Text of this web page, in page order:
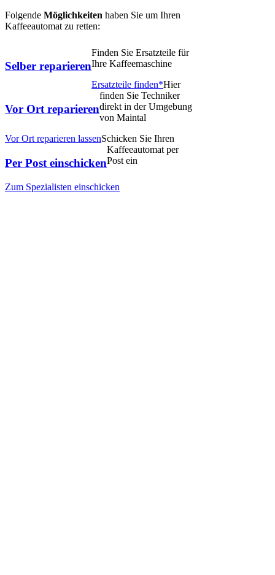
Folgende Möglichkeiten haben Sie um Ihren
Kaffeeautomat zu retten:
Selber reparieren
Finden Sie Ersatzteile für
Ihre Kaffeemaschine
Ersatzteile finden*
Vor Ort reparieren
Hier
finden Sie Techniker
direkt in der Umgebung
von Maintal
Vor Ort reparieren lassen
Per Post einschicken
Schicken Sie Ihren
Kaffeeautomat per
Post ein
Zum Spezialisten einschicken